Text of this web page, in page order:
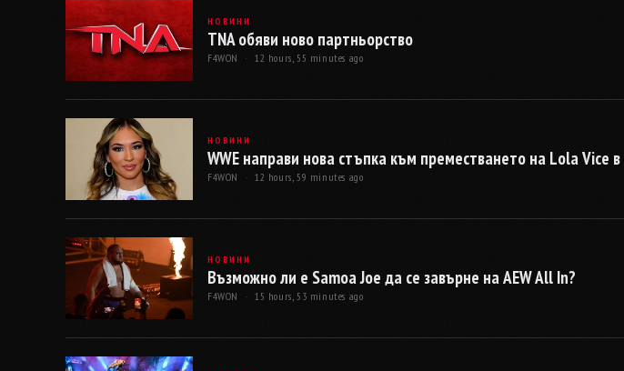
НОВИНИ
TNA обяви ново партньорство
F4WON · 12 hours, 55 minutes ago
НОВИНИ
WWE направи нова стъпка към преместването на Lola Vice
F4WON · 12 hours, 59 minutes ago
НОВИНИ
Възможно ли е Samoa Joe да се завърне на AEW All In?
F4WON · 15 hours, 53 minutes ago